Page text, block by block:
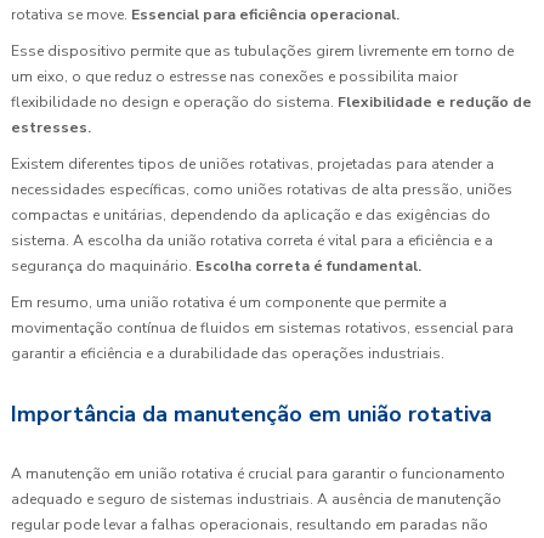
rotativa se move. Essencial para eficiência operacional.
Esse dispositivo permite que as tubulações girem livremente em torno de
um eixo, o que reduz o estresse nas conexões e possibilita maior
flexibilidade no design e operação do sistema. Flexibilidade e redução de
estresses.
Existem diferentes tipos de uniões rotativas, projetadas para atender a
necessidades específicas, como uniões rotativas de alta pressão, uniões
compactas e unitárias, dependendo da aplicação e das exigências do
sistema. A escolha da união rotativa correta é vital para a eficiência e a
segurança do maquinário. Escolha correta é fundamental.
Em resumo, uma união rotativa é um componente que permite a
movimentação contínua de fluidos em sistemas rotativos, essencial para
garantir a eficiência e a durabilidade das operações industriais.
Importância da manutenção em união rotativa
A manutenção em união rotativa é crucial para garantir o funcionamento
adequado e seguro de sistemas industriais. A ausência de manutenção
regular pode levar a falhas operacionais, resultando em paradas não